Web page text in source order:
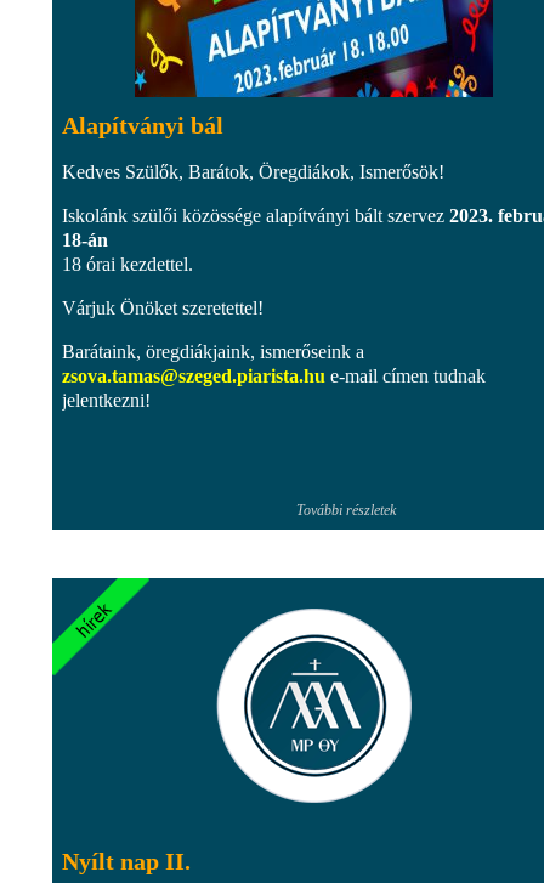
Alapítványi bál
Kedves Szülők, Barátok, Öregdiákok, Ismerősök!
Iskolánk szülői közössége alapítványi bált szervez 2023.
18-án
18 órai kezdettel.
Várjuk Önöket szeretettel!
Barátaink, öregdiákjaink, ismerőseink a
zsova.tamas@szeged.piarista.hu e-mail címen tudnak
jelentkezni!
További részletek
Nyílt nap II.